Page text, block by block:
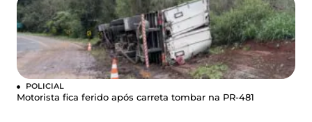
POLICIAL
Motorista fica ferido após carreta tombar na PR-481